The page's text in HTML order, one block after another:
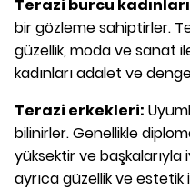
Terazi burcu
bir gözleme sahiptirler.
güzellik, moda ve sanat
kadınları adalet ve
Terazi erkekleri:
bilinirler. Genellikle
yüksektir ve başkalarıyla
ayrıca güzellik ve estetik